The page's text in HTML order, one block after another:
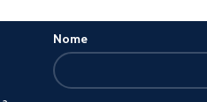
Nome